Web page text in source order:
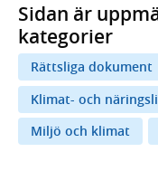
Sidan är
kategorier
Rättsliga dokument
Klimat- och
Miljö och klimat